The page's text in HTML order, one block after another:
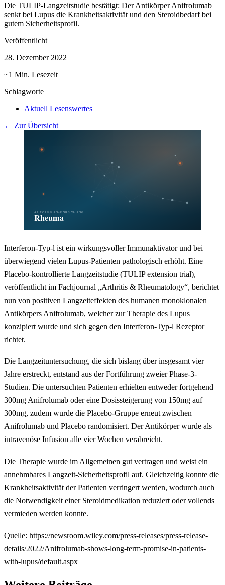
Die TULIP-Langzeitstudie bestätigt: Der Antikörper Anifrolumab
senkt bei Lupus die Krankheitsaktivität und den Steroidbedarf bei
gutem Sicherheitsprofil.
Veröffentlicht
28. Dezember 2022
~1 Min. Lesezeit
Schlagworte
Aktuell Lesenswertes
← Zur Übersicht
Interferon-Typ-l ist ein wirkungsvoller Immunaktivator und bei
überwiegend vielen Lupus-Patienten pathologisch erhöht. Eine
Placebo-kontrollierte Langzeitstudie (TULIP extension trial),
veröffentlicht im Fachjournal „Arthritis & Rheumatology“, berichtet
nun von positiven Langzeiteffekten des humanen monoklonalen
Antikörpers Anifrolumab, welcher zur Therapie des Lupus
konzipiert wurde und sich gegen den Interferon-Typ-l Rezeptor
richtet.
Die Langzeituntersuchung, die sich bislang über insgesamt vier
Jahre erstreckt, entstand aus der Fortführung zweier Phase-3-
Studien. Die untersuchten Patienten erhielten entweder fortgehend
300mg Anifrolumab oder eine Dosissteigerung von 150mg auf
300mg, zudem wurde die Placebo-Gruppe erneut zwischen
Anifrolumab und Placebo randomisiert. Der Antikörper wurde als
intravenöse Infusion alle vier Wochen verabreicht.
Die Therapie wurde im Allgemeinen gut vertragen und weist ein
annehmbares Langzeit-Sicherheitsprofil auf. Gleichzeitig konnte die
Krankheitsaktivität der Patienten verringert werden, wodurch auch
die Notwendigkeit einer Steroidmedikation reduziert oder vollends
vermieden werden konnte.
Quelle: https://newsroom.wiley.com/press-releases/press-release-
details/2022/Anifrolumab-shows-long-term-promise-in-patients-
with-lupus/default.aspx